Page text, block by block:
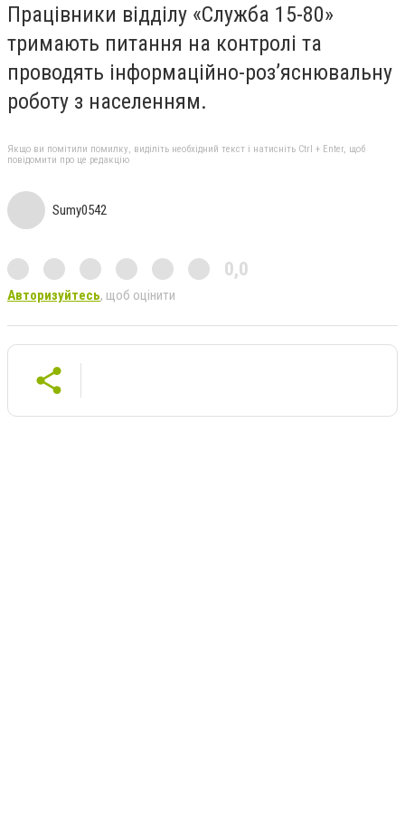
Працівники відділу «Служба 15-80»
тримають питання на контролі та
проводять інформаційно-роз’яснювальну
роботу з населенням.
Якщо ви помітили помилку, виділіть необхідний текст і натисніть Ctrl + Enter, щоб
повідомити про це редакцію
Sumy0542
0,0
Авторизуйтесь, щоб оцінити